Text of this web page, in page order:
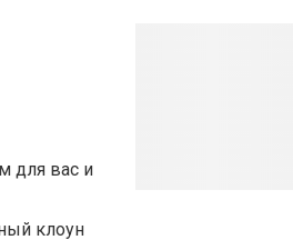
для вас и
клоун